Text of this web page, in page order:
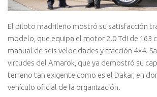
El piloto madrileño mostró su satisfacción
modelo, que equipa el motor 2.0 Tdi de 163
manual de seis velocidades y tracción 4×4.
virtudes del Amarok, que ya demostró su
terreno tan exigente como es el Dakar, en
vehículo oficial de la organización.